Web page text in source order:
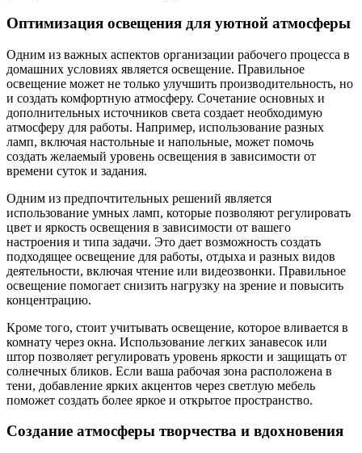
Оптимизация освещения для уютной атмосферы
Одним из важных аспектов организации рабочего процесса в
домашних условиях является освещение. Правильное
освещение может не только улучшить производительность, но
и создать комфортную атмосферу. Сочетание основных и
дополнительных источников света создает необходимую
атмосферу для работы. Например, использование разных
ламп, включая настольные и напольные, может помочь
создать желаемый уровень освещения в зависимости от
времени суток и задания.
Одним из предпочтительных решений является
использование умных ламп, которые позволяют регулировать
цвет и яркость освещения в зависимости от вашего
настроения и типа задачи. Это дает возможность создать
подходящее освещение для работы, отдыха и разных видов
деятельности, включая чтение или видеозвонки. Правильное
освещение помогает снизить нагрузку на зрение и повысить
концентрацию.
Кроме того, стоит учитывать освещение, которое вливается в
комнату через окна. Использование легких занавесок или
штор позволяет регулировать уровень яркости и защищать от
солнечных бликов. Если ваша рабочая зона расположена в
тени, добавление ярких акцентов через светлую мебель
поможет создать более яркое и открытое пространство.
Создание атмосферы творчества и вдохновения